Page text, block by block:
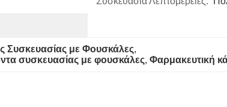
Συσκευασίας με Φουσκάλες,
συσκευασίας με φουσκάλες, Φαρμακευτική